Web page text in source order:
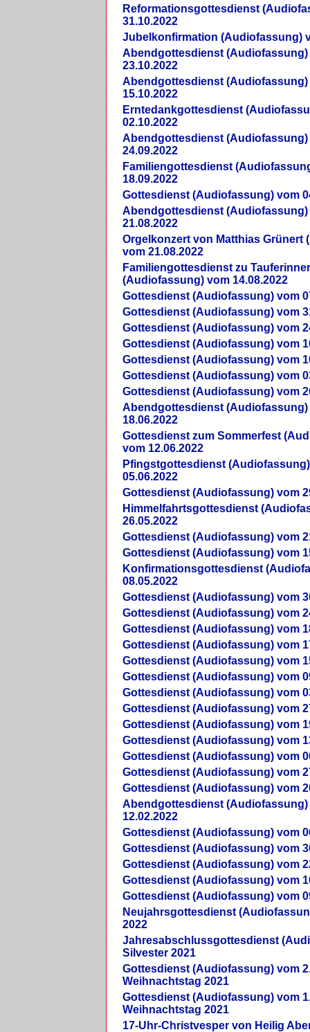
Reformationsgottesdienst
31.10.2022
Jubelkonfirmation (Audiofassung)
Abendgottesdienst (Audiofassung)
23.10.2022
Abendgottesdienst (Audiofassung)
15.10.2022
Erntedankgottesdienst
02.10.2022
Abendgottesdienst (Audiofassung)
24.09.2022
Familiengottesdienst
18.09.2022
Gottesdienst (Audiofassung) vom
Abendgottesdienst (Audiofassung)
21.08.2022
Orgelkonzert von Matthias Grünert
vom 21.08.2022
Familiengottesdienst zu
(Audiofassung) vom 14.08.2022
Gottesdienst (Audiofassung) vom
Gottesdienst (Audiofassung) vom
Gottesdienst (Audiofassung) vom
Gottesdienst (Audiofassung) vom
Gottesdienst (Audiofassung) vom
Gottesdienst (Audiofassung) vom
Gottesdienst (Audiofassung) vom
Abendgottesdienst (Audiofassung)
18.06.2022
Gottesdienst zum Sommerfest
vom 12.06.2022
Pfingstgottesdienst
05.06.2022
Gottesdienst (Audiofassung) vom
Himmelfahrtsgottesdienst
26.05.2022
Gottesdienst (Audiofassung) vom
Gottesdienst (Audiofassung) vom
Konfirmationsgottesdienst
08.05.2022
Gottesdienst (Audiofassung) vom
Gottesdienst (Audiofassung) vom
Gottesdienst (Audiofassung) vom
Gottesdienst (Audiofassung) vom
Gottesdienst (Audiofassung) vom
Gottesdienst (Audiofassung) vom
Gottesdienst (Audiofassung) vom
Gottesdienst (Audiofassung) vom
Gottesdienst (Audiofassung) vom
Gottesdienst (Audiofassung) vom
Gottesdienst (Audiofassung) vom
Gottesdienst (Audiofassung) vom
Gottesdienst (Audiofassung) vom
Abendgottesdienst (Audiofassung)
12.02.2022
Gottesdienst (Audiofassung) vom
Gottesdienst (Audiofassung) vom
Gottesdienst (Audiofassung) vom
Gottesdienst (Audiofassung) vom
Gottesdienst (Audiofassung) vom
Neujahrsgottesdienst
2022
Jahresabschlussgottesdienst
Silvester 2021
Gottesdienst (Audiofassung) vom
Weihnachtstag 2021
Gottesdienst (Audiofassung) vom
Weihnachtstag 2021
17-Uhr-Christvesper von Heilig